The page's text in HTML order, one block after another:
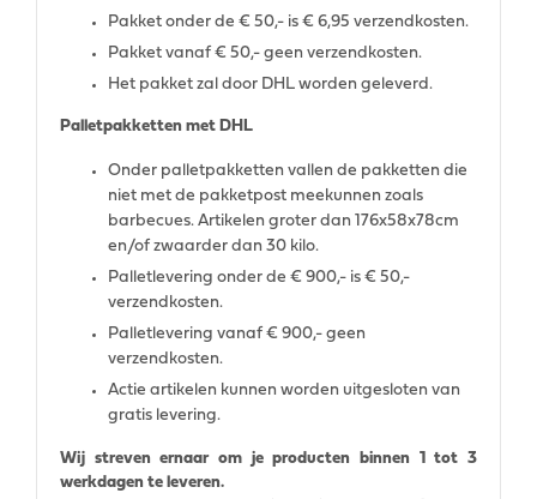
Pakket onder de € 50,- is € 6,95 verzendkosten.
Pakket vanaf € 50,- geen verzendkosten.
Het pakket zal door DHL worden geleverd.
Palletpakketten met DHL
Onder palletpakketten vallen de pakketten die
niet met de pakketpost meekunnen zoals
barbecues. Artikelen groter dan 176x58x78cm
en/of zwaarder dan 30 kilo.
Palletlevering onder de € 900,- is € 50,-
verzendkosten.
Palletlevering vanaf € 900,- geen
verzendkosten.
Actie artikelen kunnen worden uitgesloten van
gratis levering.
Wij streven ernaar om je producten binnen 1 tot 3
werkdagen te leveren.